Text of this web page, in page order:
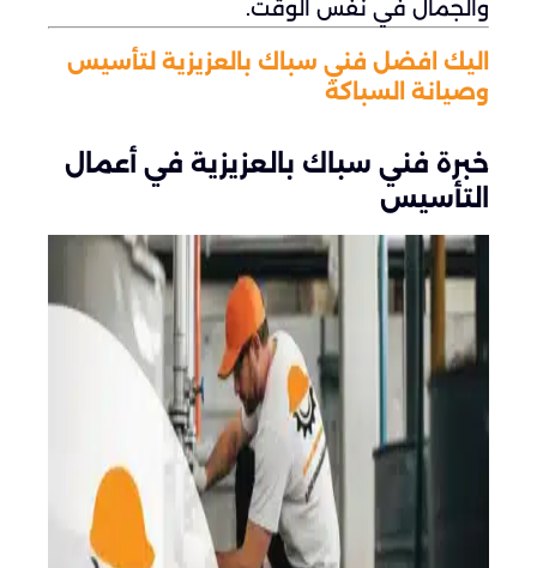
والجمال في نفس الوقت.
اليك افضل فني سباك بالعزيزية لتأسيس
وصيانة السباكة
خبرة فني سباك بالعزيزية في أعمال
التأسيس